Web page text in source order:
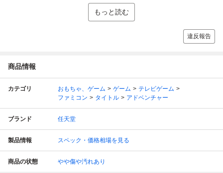
もっと読む
違反報告
商品情報
カテゴリ おもちゃ、ゲーム ゲーム
テレビゲーム
ファミコン
タイトル アドベンチャー
ブランド 任天堂
製品情報 スペック・価格相場を見る
商品の状態 やや傷や汚れあり